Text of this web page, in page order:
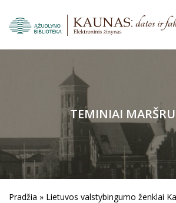
TEMINIAI
Pradžia » Lietuvos valstybingumo ženklai